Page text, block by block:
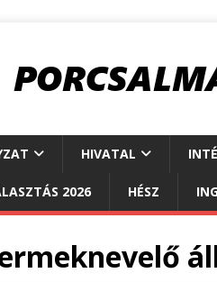
HIVATAL
2026 HÉSZ